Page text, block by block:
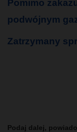
Pomimo
podwójnym
Zatrzymany
Podaj dalej,